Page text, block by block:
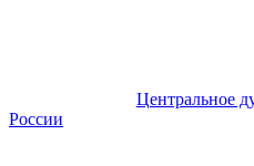
Центральное
России